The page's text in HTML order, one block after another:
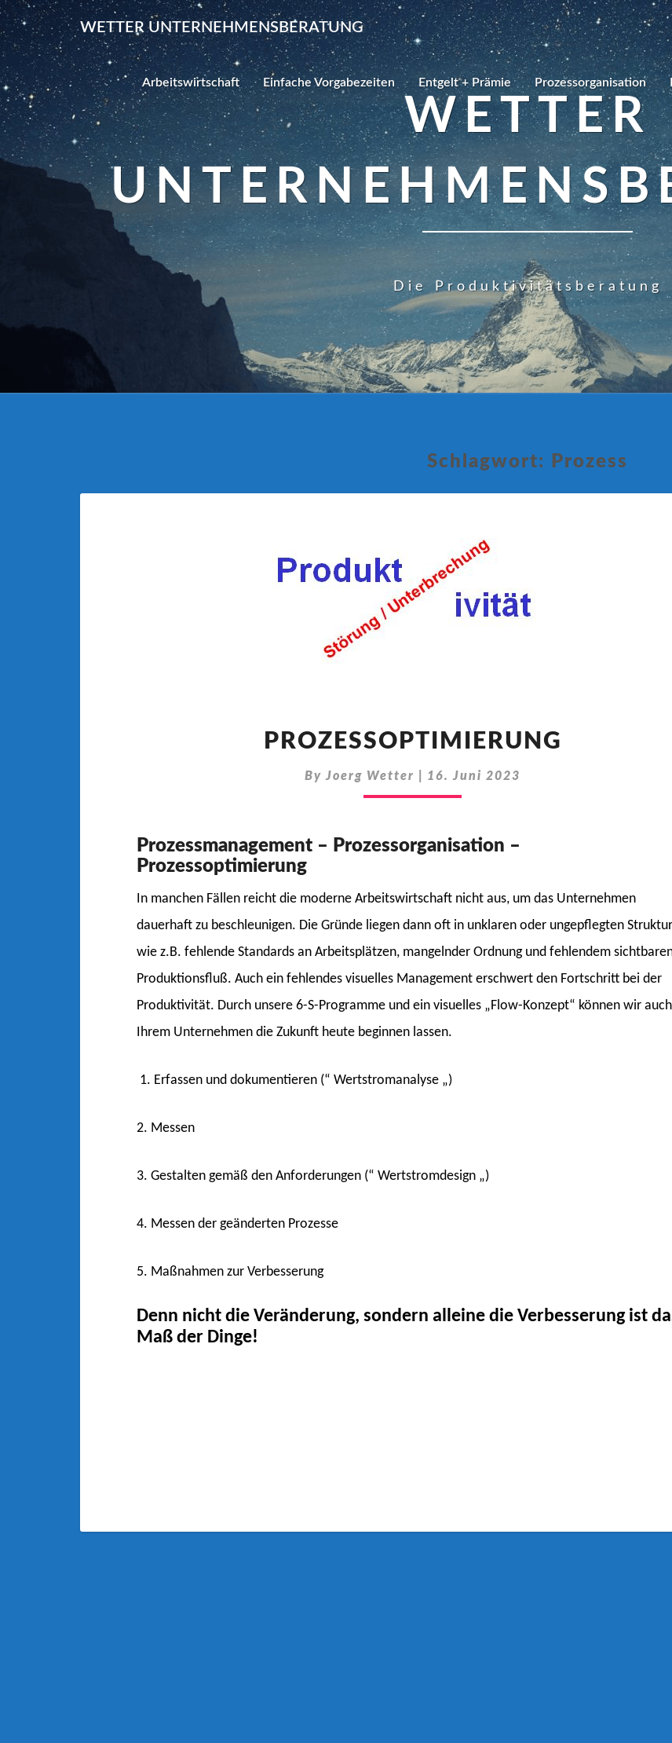
WETTER UNTERNEHMENSBERATUNG
Arbeitswirtschaft Einfache Vorgabezeiten Entgelt + Prämie Prozessorganisation
WETTER
Die Produktivitätsberatung
Schlagwort: Prozess
PROZESSOPTIMIERUNG
ByJoerg Wetter 16. Juni 2023
Prozessmanagement – Prozessorganisation –
Prozessoptimierung
In manchen Fällen reicht die moderne Arbeitswirtschaft nicht aus, um das Unternehmen
dauerhaft zu beschleunigen. Die Gründe liegen dann oft in unklaren oder ungepflegten
wie z.B. fehlende Standards an Arbeitsplätzen, mangelnder Ordnung und fehlendem
Produktionsfluß. Auch ein fehlendes visuelles Management erschwert den Fortschritt bei der
Produktivität. Durch unsere 6-S-Programme und ein visuelles „Flow-Konzept“ können wir
Ihrem Unternehmen die Zukunft heute beginnen lassen.
1. Erfassen und dokumentieren (“ Wertstromanalyse „)
2. Messen
3. Gestalten gemäß den Anforderungen (“ Wertstromdesign „)
4. Messen der geänderten Prozesse
5. Maßnahmen zur Verbesserung
Denn nicht die Veränderung, sondern alleine die Verbesserung ist
Maß der Dinge!